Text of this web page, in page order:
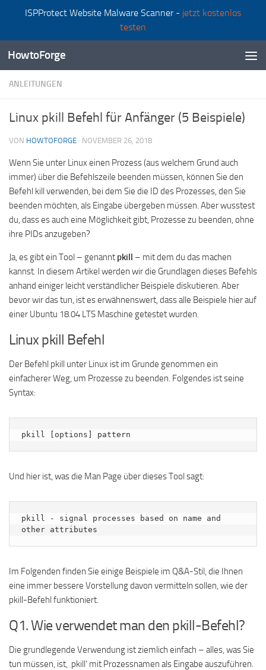
ISPProtect Website Malware Scanner - jetzt kostenlos
testen
Zum Inhalt springen
HowtoForge
ANLEITUNGEN
Linux pkill Befehl für Anfänger (5 Beispiele)
VON HOWTOFORGE · NOVEMBER 26, 2018
Wenn Sie unter Linux einen Prozess (aus welchem Grund auch
immer) über die Befehlszeile beenden müssen, können Sie den
Befehl kill verwenden, bei dem Sie die ID des Prozesses, den Sie
beenden möchten, als Eingabe übergeben müssen. Aber wusstest
du, dass es auch eine Möglichkeit gibt, Prozesse zu beenden, ohne
ihre PIDs anzugeben?
Ja, es gibt ein Tool – genannt pkill – mit dem du das machen
kannst. In diesem Artikel werden wir die Grundlagen dieses Befehls
anhand einiger leicht verständlicher Beispiele diskutieren. Aber
bevor wir das tun, ist es erwähnenswert, dass alle Beispiele hier auf
einer Ubuntu 18.04 LTS Maschine getestet wurden.
Linux pkill Befehl
Der Befehl pkill unter Linux ist im Grunde genommen ein
einfacherer Weg, um Prozesse zu beenden. Folgendes ist seine
Syntax:
pkill [options] pattern
Und hier ist, was die Man Page über dieses Tool sagt:
pkill - signal processes based on name and
other attributes
Im Folgenden finden Sie einige Beispiele im Q&A-Stil, die Ihnen
eine immer bessere Vorstellung davon vermitteln sollen, wie der
pkill-Befehl funktioniert.
Q1. Wie verwendet man den pkill-Befehl?
Die grundlegende Verwendung ist ziemlich einfach – alles, was Sie
tun müssen, ist, ‚pkill‘ mit Prozessnamen als Eingabe auszuführen.